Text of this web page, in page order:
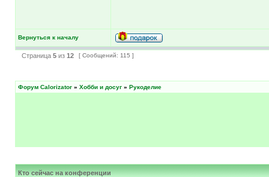
Вернуться к началу
Страница 5 из 12 [ Сообщений: 115 ]
Форум Calorizator » Хобби и досуг » Рукоделие
Кто сейчас на конференции